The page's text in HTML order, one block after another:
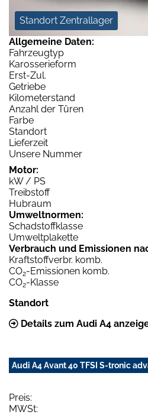
Standort Zentrallager
Allgemeine Daten:
Fahrzeugtyp
Karosserieform
Erst-Zul.
Getriebe
Kilometerstand
Anzahl der Türen
Farbe
Standort
Lieferzeit
Unsere Nummer
Motor:
kW / PS
Treibstoff
Hubraum
Umweltnormen:
Schadstoffklasse
Umweltplakette
Verbrauch und Emissionen
Kraftstoffverbr. komb.
CO2-Emissionen komb.
CO2-Klasse
Standort
Details zum Audi A4
Audi A4 Avant 40 TFSI S-tronic
Preis:
MWSt: